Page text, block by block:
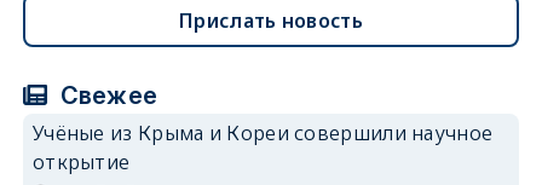
Прислать новость
Свежее
Учёные из Крыма и Кореи совершили научное
открытие